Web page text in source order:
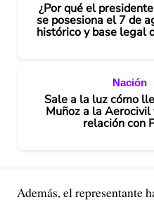
¿Por qué el
se posesiona el 7 de
histórico y base legal
Nación
Sale a la luz cómo
Muñoz a la Aerocivil
relación con
Además, el representante